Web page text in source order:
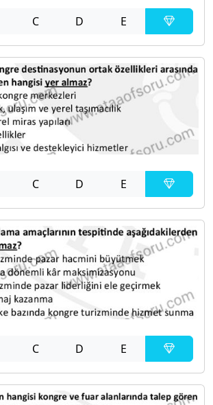
C D E
C D E
C D E